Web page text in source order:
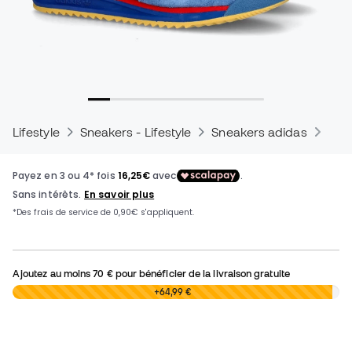
Lifestyle Sneakers - Lifestyle Sneakers adidas
Ajoutez au moins70 €pour bénéficier de la livraison gratuite
0,00 € +64,99 €